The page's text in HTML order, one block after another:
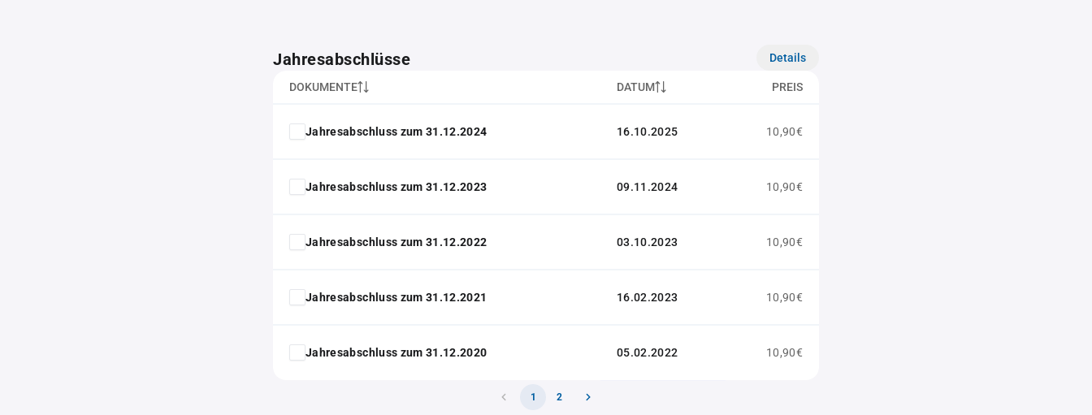
Jahresabschlüsse Details
DOKUMENTE DATUM PREIS
Jahresabschluss zum 31.12.2024 16.10.2025 10,90€
Jahresabschluss zum 31.12.2023 09.11.2024 10,90€
Jahresabschluss zum 31.12.2022 03.10.2023 10,90€
Jahresabschluss zum 31.12.2021 16.02.2023 10,90€
Jahresabschluss zum 31.12.2020 05.02.2022 10,90€
1 2